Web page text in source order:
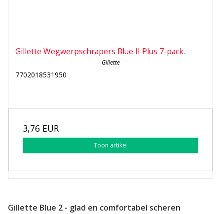
Gillette Wegwerpschrapers Blue II Plus 7-pack.
Gillette
7702018531950
3,76 EUR
Toon artikel
Gillette Blue 2 - glad en comfortabel scheren